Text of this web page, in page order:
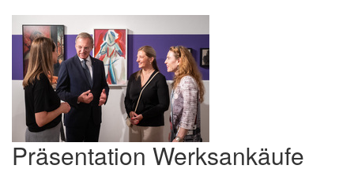
Präsentation Werksankäufe